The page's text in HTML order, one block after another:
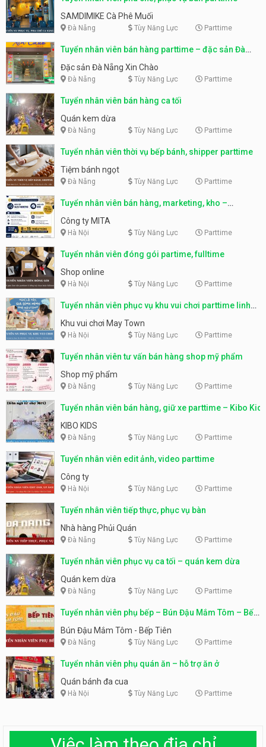
SAMDIMIKE Cà Phê Muối
Đà Nẵng Tùy Năng Lực Parttime
Tuyển nhân viên bán hàng parttime – đặc sản Đà
Nẵng
Đặc sản Đà Nẵng Xin Chào
Đà Nẵng Tùy Năng Lực Parttime
Tuyển nhân viên bán hàng ca tối
Quán kem dừa
Đà Nẵng Tùy Năng Lực Parttime
Tuyển nhân viên thời vụ bếp bánh, shipper parttime
Tiệm bánh ngọt
Đà Nẵng Tùy Năng Lực Parttime
Tuyển nhân viên bán hàng, marketing, kho –
parttime, fulltime
Công ty MITA
Hà Nội Tùy Năng Lực Parttime
Tuyển nhân viên đóng gói partime, fulltime
Shop online
Hà Nội Tùy Năng Lực Parttime
Tuyển nhân viên phục vụ khu vui chơi parttime linh
động
Khu vui chơi May Town
Hà Nội Tùy Năng Lực Parttime
Tuyển nhân viên tư vấn bán hàng shop mỹ phẩm
Shop mỹ phẩm
Đà Nẵng Tùy Năng Lực Parttime
Tuyển nhân viên bán hàng, giữ xe parttime – Kibo Kid
KIBO KIDS
Đà Nẵng Tùy Năng Lực Parttime
Tuyển nhân viên edit ảnh, video parttime
Công ty
Hà Nội Tùy Năng Lực Parttime
Tuyển nhân viên tiếp thực, phục vụ bàn
Nhà hàng Phủi Quán
Đà Nẵng Tùy Năng Lực Parttime
Tuyển nhân viên phục vụ ca tối – quán kem dừa
Quán kem dừa
Đà Nẵng Tùy Năng Lực Parttime
Tuyển nhân viên phụ bếp – Bún Đậu Mắm Tôm – Bếp
Tiên
Bún Đậu Mắm Tôm - Bếp Tiên
Đà Nẵng Tùy Năng Lực Parttime
Tuyển nhân viên phụ quán ăn – hỗ trợ ăn ở
Quán bánh đa cua
Hà Nội Tùy Năng Lực Parttime